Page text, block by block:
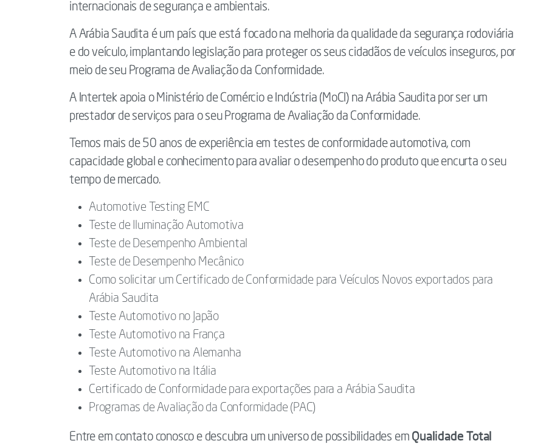
internacionais de segurança e ambientais.
A Arábia Saudita é um país que está focado na melhoria da qualidade da segurança rodoviária
e do veículo, implantando legislação para proteger os seus cidadãos de veículos inseguros, por
meio de seu Programa de Avaliação da Conformidade.
A Intertek apoia o Ministério de Comércio e Indústria (MoCI) na Arábia Saudita por ser um
prestador de serviços para o seu Programa de Avaliação da Conformidade.
Temos mais de 50 anos de experiência em testes de conformidade automotiva, com
capacidade global e conhecimento para avaliar o desempenho do produto que encurta o seu
tempo de mercado.
Automotive Testing EMC
Teste de Iluminação Automotiva
Teste de Desempenho Ambiental
Teste de Desempenho Mecânico
Como solicitar um Certificado de Conformidade para Veículos Novos exportados para
Arábia Saudita
Teste Automotivo no Japão
Teste Automotivo na França
Teste Automotivo na Alemanha
Teste Automotivo na Itália
Certificado de Conformidade para exportações para a Arábia Saudita
Programas de Avaliação da Conformidade (PAC)
Entre em contato conosco e descubra um universo de possibilidades em Qualidade Total